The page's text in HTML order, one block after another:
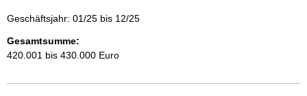
Geschäftsjahr: 01/25 bis 12/25
Gesamtsumme:
420.001 bis 430.000 Euro